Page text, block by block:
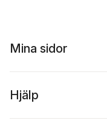
Mina sidor
Hjälp